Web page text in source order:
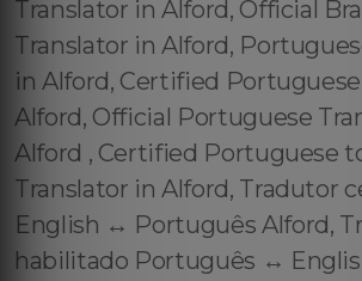
Translator in Alford, Official
Translator in Alford,
in Alford, Certified
Alford, Official Portuguese
Alford , Certified Portuguese
Translator in Alford, Tradutor
English ↔️ Português Alford,
habilitado Português ↔️